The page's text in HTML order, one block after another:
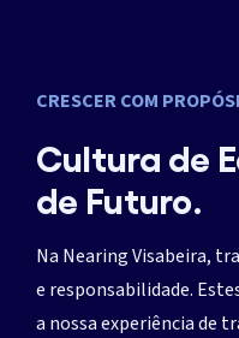
CRESCER COM
Cultura de
de Futuro.
Na Nearing Visabeira,
e responsabilidade.
a nossa experiência de